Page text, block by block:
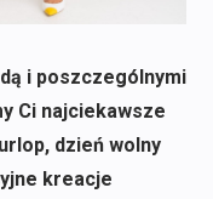
i poszczególnymi
Ci najciekawsze
dzień wolny
kreacje